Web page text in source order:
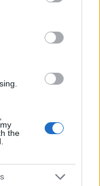
the